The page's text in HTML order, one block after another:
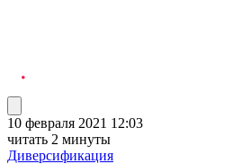
10 февраля 2021 12:03
читать 2 минуты
Диверсификация